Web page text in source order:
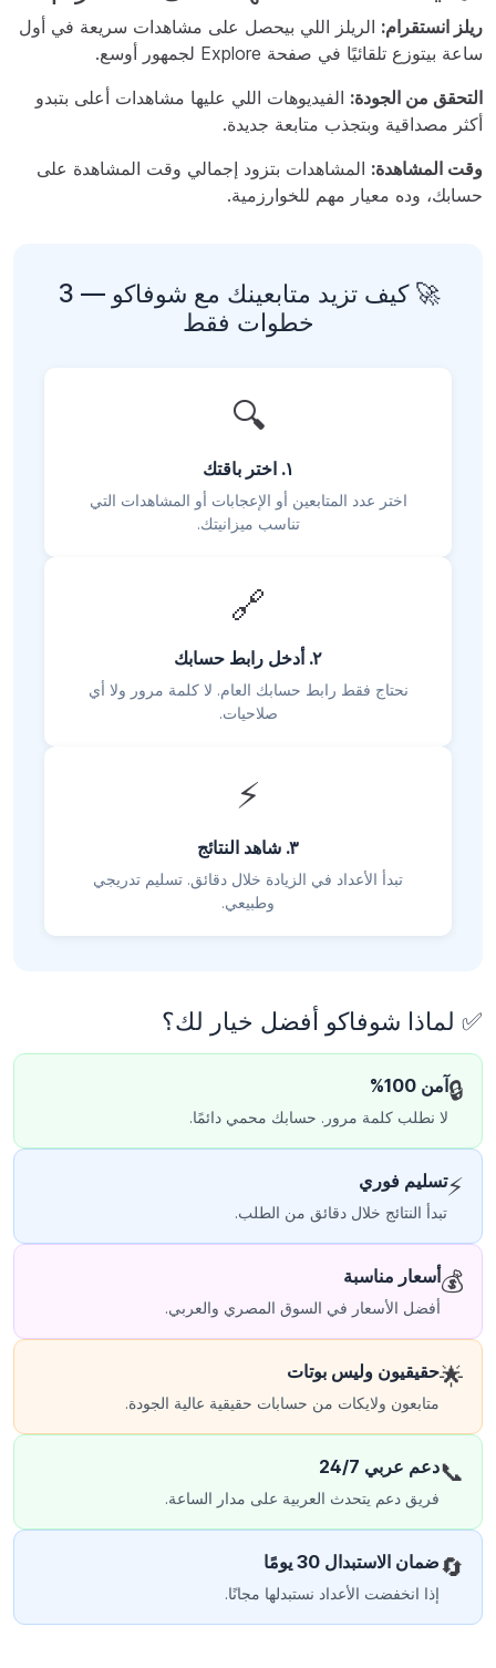
ريلز انستقرام: الريلز اللي بيحصل على مشاهدات سريعة في أول
ساعة بيتوزع تلقائيًا في صفحة Explore لجمهور أوسع.
التحقق من الجودة: الفيديوهات اللي عليها مشاهدات أعلى بتبدو
أكثر مصداقية وبتجذب متابعة جديدة.
وقت المشاهدة: المشاهدات بتزود إجمالي وقت المشاهدة على
حسابك، وده معيار مهم للخوارزمية.
🚀 كيف تزيد متابعينك مع شوفاكو — 3
خطوات فقط
🔍
١. اختر باقتك
اختر عدد المتابعين أو الإعجابات أو المشاهدات التي
تناسب ميزانيتك.
🔗
٢. أدخل رابط حسابك
نحتاج فقط رابط حسابك العام. لا كلمة مرور ولا أي
صلاحيات.
⚡
٣. شاهد النتائج
تبدأ الأعداد في الزيادة خلال دقائق. تسليم تدريجي
وطبيعي.
✅ لماذا شوفاكو أفضل خيار لك؟
🔒آمن 100%
لا نطلب كلمة مرور. حسابك محمي دائمًا.
⚡تسليم فوري
تبدأ النتائج خلال دقائق من الطلب.
💰أسعار مناسبة
أفضل الأسعار في السوق المصري والعربي.
🌟حقيقيون وليس بوتات
متابعون ولايكات من حسابات حقيقية عالية الجودة.
📞دعم عربي 24/7
فريق دعم يتحدث العربية على مدار الساعة.
🔄ضمان الاستبدال 30 يومًا
إذا انخفضت الأعداد نستبدلها مجانًا.